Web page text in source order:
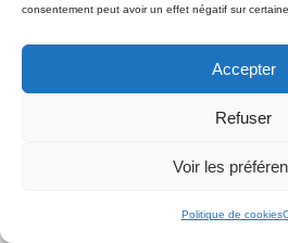
consentement peut avoir un effet négatif sur
Accepter
Refuser
Voir les
Politique de cookies
Entraînements de course à
Prise en charge du capteur